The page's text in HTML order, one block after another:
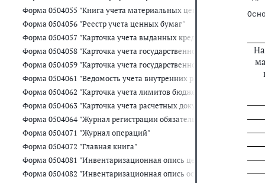
Форма 0504055 "Книга учета материальных ценностей,
Форма 0504056 "Реестр учета ценных бумаг"
Форма 0504057 "Карточка учета выданных кредитов, займов
Форма 0504058 "Карточка учета государственного долга
Форма 0504059 "Карточка учета государственного долга
Форма 0504061 "Ведомость учета внутренних расчетов между
Форма 0504062 "Карточка учета лимитов бюджетных
Форма 0504063 "Карточка учета расчетных документов,
Форма 0504064 "Журнал регистрации обязательств"
Форма 0504071 "Журнал операций"
Форма 0504072 "Главная книга"
Форма 0504081 "Инвентаризационная опись ценных бумаг"
Форма 0504082 "Инвентаризационная опись остатков на счетах